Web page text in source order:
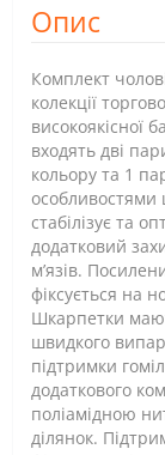
Опис
Комплект
колекції
високоякісної
входять дві
кольору та 1
особливостями
стабілізує та
додатковий
м’язів.
фіксується на
Шкарпетки
швидкого
підтримки
додаткового
поліамідною
ділянок.